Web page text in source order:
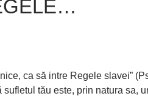
ca să intre Regele slavei”
tău este, prin natura sa,